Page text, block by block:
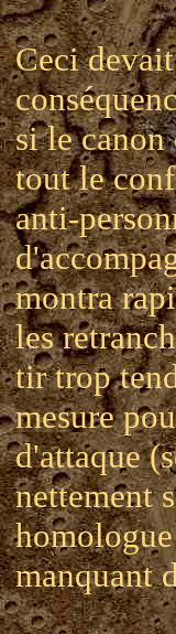
Ceci
si le canon
tout le
anti-
montra
les
tir trop
mesure
d'attaque
nettement
manquant